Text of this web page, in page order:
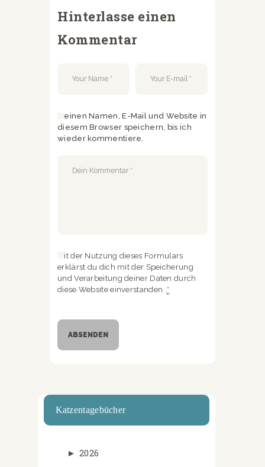
Hinterlasse einen
Kommentar
Meinen Namen, E-Mail und Website in
diesem Browser speichern, bis ich
wieder kommentiere.
Mit der Nutzung dieses Formulars
erklärst du dich mit der Speicherung
und Verarbeitung deiner Daten durch
diese Website einverstanden. *
Katzentagebücher
► 2026